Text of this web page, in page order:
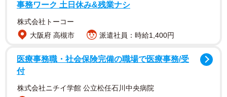
事務ワーク 土日休み&残業ナシ
株式会社トーコー
大阪府 高槻市
派遣社員：時給1,400円
医療事務職・社会保険完備の職場で医療事務/受
付
株式会社ニチイ学館 公立松任石川中央病院